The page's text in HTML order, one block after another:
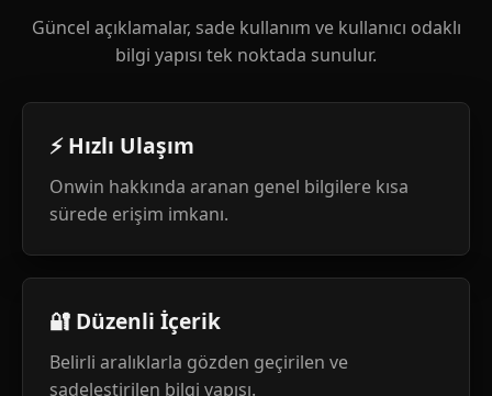
Güncel açıklamalar, sade kullanım ve kullanıcı odaklı
bilgi yapısı tek noktada sunulur.
⚡ Hızlı Ulaşım
Onwin hakkında aranan genel bilgilere kısa
sürede erişim imkanı.
🔐 Düzenli İçerik
Belirli aralıklarla gözden geçirilen ve
sadeleştirilen bilgi yapısı.